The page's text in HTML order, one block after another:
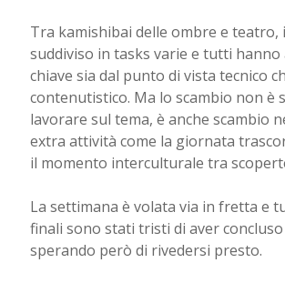
Tra kamishibai delle ombre e teatro,
suddiviso in tasks varie e tutti
chiave sia dal punto di vista tecnico
contenutistico. Ma lo scambio non è
lavorare sul tema, è anche scambio
extra attività come la giornata
il momento interculturale tra
La settimana è volata via in fretta e
finali sono stati tristi di aver
sperando però di rivedersi presto.